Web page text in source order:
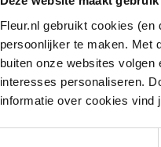
Fleur.nl gebruikt cookies
persoonlijker te maken. Met
buiten onze websites
interesses personaliseren.
informatie over cookies vind